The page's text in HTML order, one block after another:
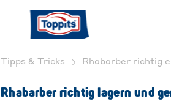
Tipps & Tricks Rhabarber richtig
Rhabarber richtig lagern und